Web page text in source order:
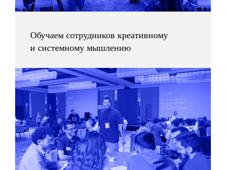
Обучаем сотрудников креативному
и системному мышлению
Книги CRAFT